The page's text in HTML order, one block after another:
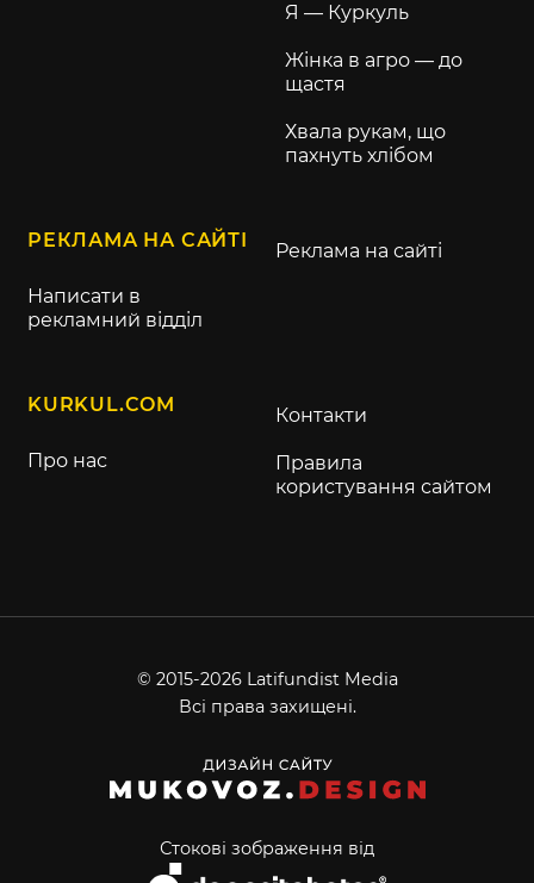
Я — Куркуль
Жінка в агро — до
щастя
Хвала рукам, що
пахнуть хлібом
РЕКЛАМА НА САЙТІ
Написати в
рекламний відділ
Реклама на сайті
KURKUL.COM
Про нас
Контакти
Правила
користування сайтом
© 2015-2026 Latifundist Media
Всі права захищені.
Стокові зображення від